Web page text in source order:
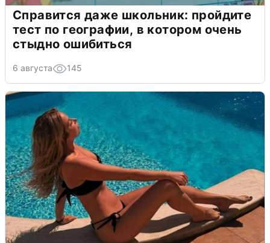
Справится даже школьник: пройдите
тест по географии, в котором очень
стыдно ошибиться
6 августа 145